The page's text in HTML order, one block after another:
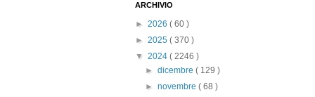
ARCHIVIO
► 2026 ( 60 )
► 2025 ( 370 )
▼ 2024 ( 2246 )
►dicembre( 129 )
►novembre( 68 )